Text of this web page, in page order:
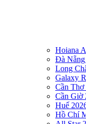
Hoiana
Đà Nẵng
Long
Galaxy
Cần Thơ
Cần Giờ
Huế
Hồ Chí